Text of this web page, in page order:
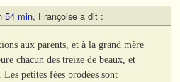
54 min, Françoise a dit :
aux parents, et à la grand mère
chacun des treize de beaux, et
petites fées brodées sont